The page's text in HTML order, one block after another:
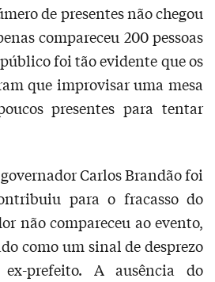
de presentes não chegou
compareceu 200 pessoas
foi tão evidente que os
que improvisar uma mesa
presentes para tentar
Carlos Brandão foi
para o fracasso do
não compareceu ao evento,
como um sinal de desprezo
prefeito. A ausência do